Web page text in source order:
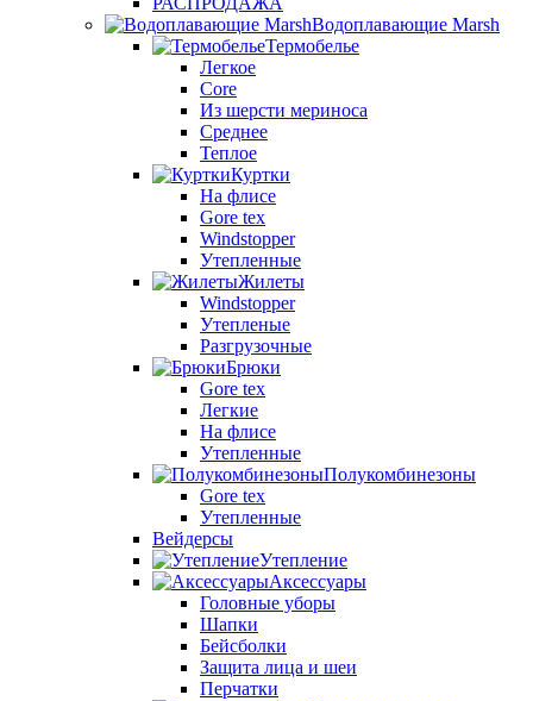
Водоплавающие Marsh
Термобелье
Легкое
Core
Из шерсти мериноса
Среднее
Теплое
Куртки
На флисе
Gore tex
Windstopper
Утепленные
Жилеты
Windstopper
Утепленые
Разгрузочные
Брюки
Gore tex
Легкие
На флисе
Утепленные
Полукомбинезоны
Gore tex
Утепленные
Вейдерсы
Утепление
Аксессуары
Головные уборы
Шапки
Бейсболки
Защита лица и шеи
Перчатки